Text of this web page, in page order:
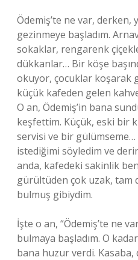
Ödemiş’te ne var, derken,
gezinmeye başladım.
sokaklar, rengarenk
dükkanlar… Bir köşe
okuyor, çocuklar koşarak
küçük kafeden gelen
O an, Ödemiş’in bana
keşfettim. Küçük, eski bir
servisi ve bir
istediğimi söyledim ve
anda, kafedeki sakinlik
gürültüden çok uzak, tam
bulmuş gibiydim.
İşte o an, “Ödemiş’te ne
bulmaya başladım. O
bana huzur verdi. Kasaba,